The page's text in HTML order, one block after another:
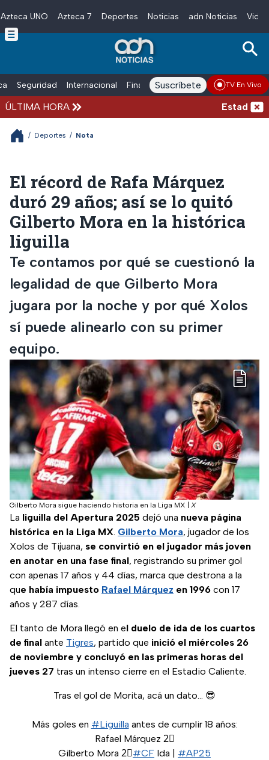
Skip to main content
Azteca UNO Azteca 7 Deportes Noticias adn Noticias
Seguridad Internacional Finanzas adn Noticias Radio
Suscríbete TV En Vivo
ÚLTIMA HORA Estados
/ Deportes / Nota
El récord de Rafa Márquez
duró 29 años; así se lo quitó
Gilberto Mora en la histórica
liguilla
Te contamos por qué se cuestionó la
legalidad de que Gilberto Mora
jugara por la noche y por qué Xolos
sí puede alinearlo con su primer
equipo.
Gilberto Mora sigue haciendo historia en la Liga MX X
La liguilla del Apertura 2025 dejó una nueva página
histórica en la Liga MX. Gilberto Mora, jugador de los
Xolos de Tijuana, se convirtió en el jugador más joven
en anotar en una fase final, registrando su primer gol
con apenas 17 años y 44 días, marca que destrona a la
que había impuesto Rafael Márquez en 1996 con 17
años y 287 días.
El tanto de Mora llegó en el duelo de ida de los cuartos
de final ante Tigres, partido que inició el miércoles 26
de noviembre y concluyó en las primeras horas del
jueves 27 tras un intenso cierre en el Estadio Caliente.
Tras el gol de Morita, acá un dato... 😎
Más goles en #Liguilla antes de cumplir 18 años:
Rafael Márquez 2⃣
Gilberto Mora 2⃣#CF Ida | #AP25